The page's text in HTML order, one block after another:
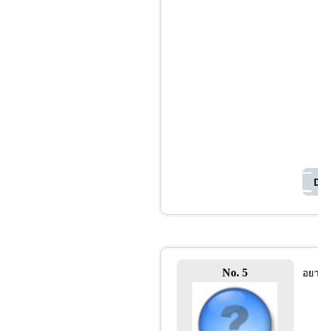
No. 5 อย